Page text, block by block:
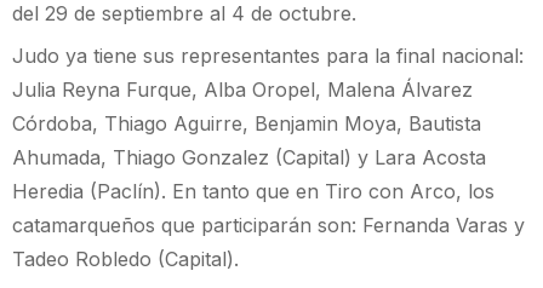
del 29 de septiembre al 4 de octubre.
Judo ya tiene sus representantes para la final nacional:
Julia Reyna Furque, Alba Oropel, Malena Álvarez
Córdoba, Thiago Aguirre, Benjamin Moya, Bautista
Ahumada, Thiago Gonzalez (Capital) y Lara Acosta
Heredia (Paclín). En tanto que en Tiro con Arco, los
catamarqueños que participarán son: Fernanda Varas y
Tadeo Robledo (Capital).